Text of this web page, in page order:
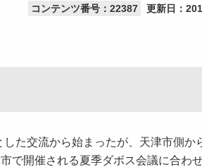
コンテンツ番号：22387 更新日：
た交流から始まったが、天津市側か
で開催される夏季ダボス会議に合わ